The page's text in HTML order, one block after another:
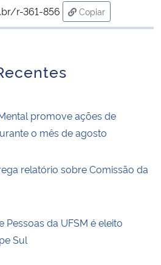
r-361-856
Copiar
para área de
promove ações de
o mês de agosto
relatório sobre Comissão da
Pessoas da UFSM é eleito
Sul